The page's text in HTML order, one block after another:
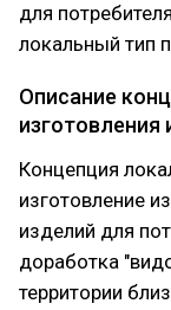
для
локальный тип
Описание
изготовления
Концепция
изготовление
изделий для
доработка
территории